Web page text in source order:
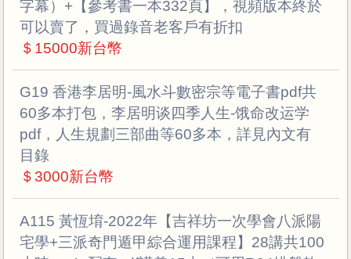
字幕）+【參考書一本332頁】，視頻版本終於
可以賣了，買過錄音老客戶有折扣
＄15000新台幣
G19 香港李居明-風水斗數密宗等電子書pdf共
60多本打包，李居明谈四季人生-饿命改运学
pdf，人生規劃三部曲等60多本，詳見內文有
目錄
＄3000新台幣
A115 黃恆堉-2022年【吉祥坊一次學會八派陽
宅學+三派奇門遁甲綜合運用課程】28講共100